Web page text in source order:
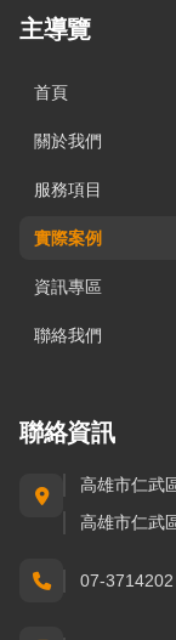
主導覽
首頁
關於我們
服務項目
實際案例
資訊專區
聯絡我們
聯絡資訊
高雄市仁武
高雄市仁武
07-3714202